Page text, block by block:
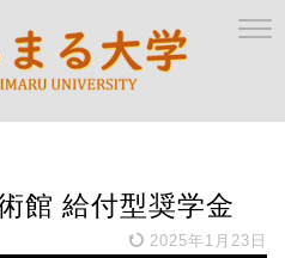
館 給付型奨学金
2025年1月23日